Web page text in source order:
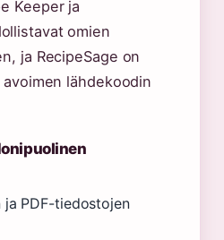
Keeper ja
omien
ja RecipeSage on
lähdekoodin
ja PDF-tiedostojen